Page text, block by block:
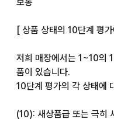
[ 상품 상태의 10단계 평
저희 매장에서는 1~10의
품이 있습니다.
10단계 평가의 각 상태에
(10): 새상품급 또는 극히